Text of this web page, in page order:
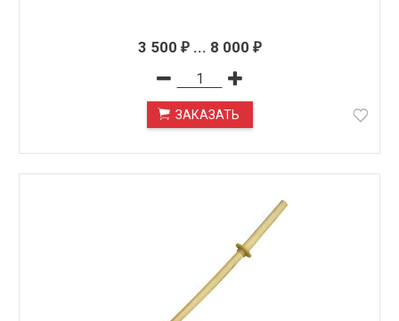
3 500 ₽... 8 000 ₽
ЗАКАЗАТЬ